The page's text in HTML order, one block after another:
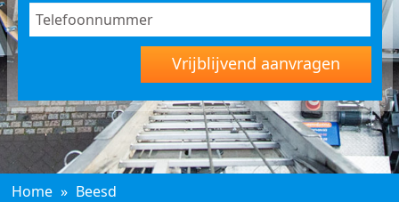
Vrijblijvend aanvragen
Home » Beesd